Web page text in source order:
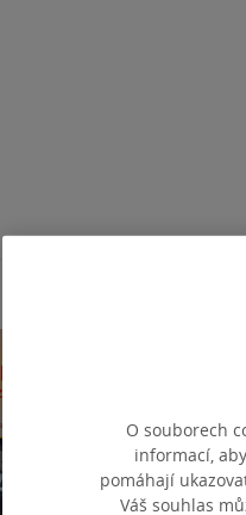
O souborech
informací,
pomáhají
Váš souhlas